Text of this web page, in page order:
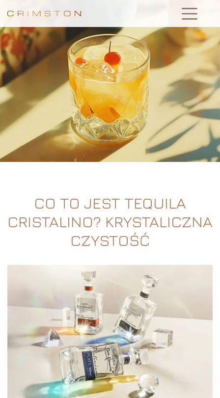
CO TO JEST TEQUILA
CRISTALINO? KRYSTALICZNA
CZYSTOŚĆ